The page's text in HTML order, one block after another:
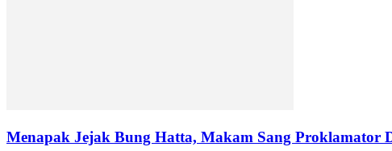
Menapak Jejak Bung Hatta, Makam Sang Proklamator